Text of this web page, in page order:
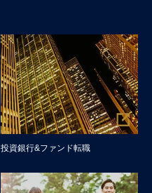
投資銀行&ファンド転職